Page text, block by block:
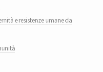
e resistenze umane da